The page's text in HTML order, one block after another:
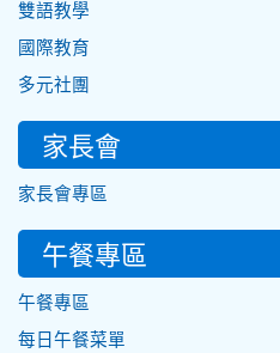
雙語教學
國際教育
多元社團
家長會
家長會專區
午餐專區
午餐專區
每日午餐菜單